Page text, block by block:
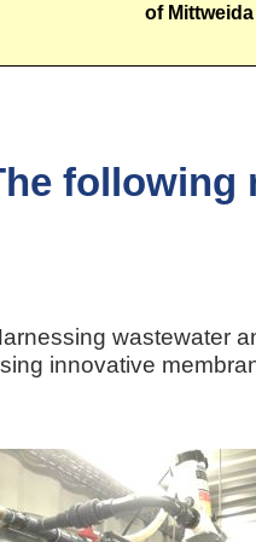
of Mittweida
following
wastewater
innovative